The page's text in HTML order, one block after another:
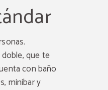
que te
con baño
minibar y